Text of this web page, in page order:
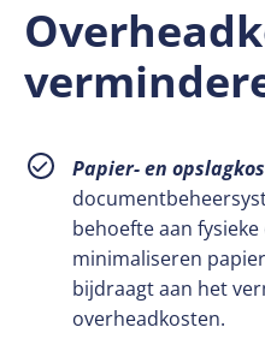
Papier- en
behoefte aan
minimaliseren
bijdraagt aan het
overheadkosten.